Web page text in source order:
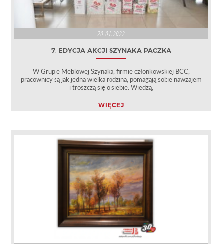
20.01.2022
7. EDYCJA AKCJI SZYNAKA PACZKA
W Grupie Meblowej Szynaka, firmie członkowskiej BCC,
pracownicy są jak jedna wielka rodzina, pomagają sobie nawzajem
i troszczą się o siebie. Wiedzą,
WIĘCEJ